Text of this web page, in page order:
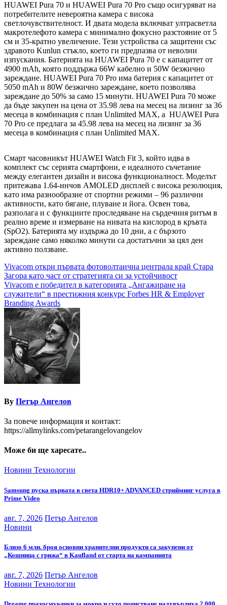
HUAWEI Pura 70 и HUAWEI Pura 70 Pro също осигуряват на
потребителите невероятна камера с висока
светлочувствителност. И двата модела включват ултрасветла
макротелефото камера с минимално фокусно разстояние от 5
см и 35-кратно увеличение. Тези устройства са защитени със
здравото Kunlun стъкло, което ги предпазва от неволни
изпускания. Батерията на HUAWEI Pura 70 е с капацитет от
4900 mAh, която поддържа 66W кабелно и 50W безжично
зареждане. HUAWEI Pura 70 Pro има батерия с капацитет от
5050 mAh и 80W безжично зареждане, което позволява
зареждане до 50% за само 15 минути. HUAWEI Pura 70 може
да бъде закупен на цена от 35.98 лева на месец на лизинг за 36
месеца в комбинация с план Unlimited MAX, а HUAWEI Pura
70 Pro се предлага за 45.98 лева на месец на лизинг за 36
месеца в комбинация с план Unlimited MAX.
Смарт часовникът HUAWEI Watch Fit 3, който идва в
комплект със серията смартфони, е идеалното съчетание
между елегантен дизайн и висока функционалност. Моделът
притежава 1.64-инчов AMOLED дисплей с висока резолюция,
като има разнообразие от спортни режими – 96 различни
активности, като бягане, плуване и йога. Освен това,
разполага и с функциите проследяване на сърдечния ритъм в
реално време и измерване на нивата на кислород в кръвта
(SpO2). Батерията му издържа до 10 дни, а с бързото
зареждане само няколко минути са достатъчни за цял ден
активно ползване.
Навигация
Vivacom откри първата фотоволтаична централа край Стара
Загора като част от стратегията си за устойчивост
Vivacom е победител в категорията „Ангажиране на
служители“ в престижния конкурс Forbes HR & Employer
Branding Awards
By Петър Ангелов
За повече информация и контакт:
https://allmylinks.com/petarangelovangelov
Може би ще харесате..
Новини Технологии
Samsung пуска първата в света HDR10+ ADVANCED стрийминг услуга в
Prime Video
авг. 7, 2026 Петър Ангелов
Новини
Близо 6 млн. броя основни хранителни продукти са закупени от
„Кошница с грижа“ в Kaufland от старта на кампанията
авг. 7, 2026 Петър Ангелов
Новини Технологии